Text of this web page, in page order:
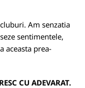
Am senzatia
sentimentele,
aceasta prea-
CU ADEVARAT.